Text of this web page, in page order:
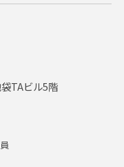
TAビル5階